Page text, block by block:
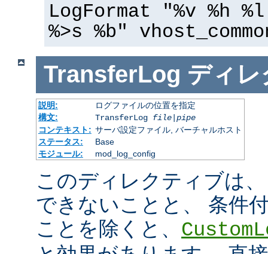
LogFormat "%v %h
%>s %b"
TransferLog ディレ
説明:
ログファイルの位置を指定
構文:
TransferLog file| pipe
コンテキスト: サーバ設定ファイル, バーチャルホスト
ステータス:
Base
モジュール:
mod_log_config
このディレクティブは
できないことと、 条件
ことを除くと、